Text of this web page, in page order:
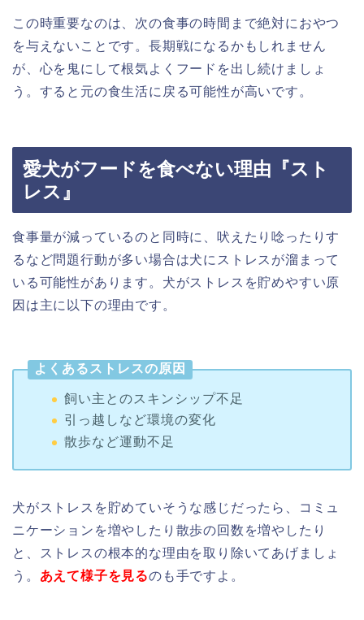
この時重要なのは、次の食事の時間まで絶対におやつ
を与えないことです。長期戦になるかもしれません
が、心を鬼にして根気よくフードを出し続けましょ
う。すると元の食生活に戻る可能性が高いです。
愛犬がフードを食べない理由『スト
レス』
食事量が減っているのと同時に、吠えたり唸ったりす
るなど問題行動が多い場合は犬にストレスが溜まって
いる可能性があります。犬がストレスを貯めやすい原
因は主に以下の理由です。
よくあるストレスの原因
飼い主とのスキンシップ不足
引っ越しなど環境の変化
散歩など運動不足
犬がストレスを貯めていそうな感じだったら、コミュ
ニケーションを増やしたり散歩の回数を増やしたり
と、ストレスの根本的な理由を取り除いてあげましょ
う。 あえて様子を見るのも手ですよ。